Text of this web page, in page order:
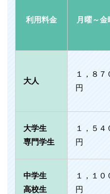
利用料金 月曜～金
大人
１，８７
円
大学生
専門学生
１，５４
円
中学生
高校生
１，１０
円